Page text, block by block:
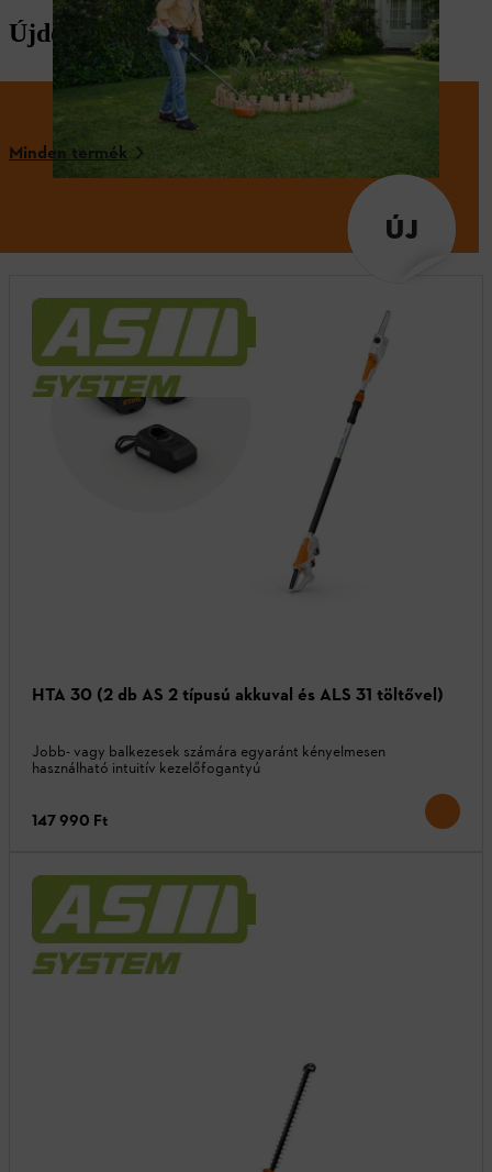
Újdonságok
Minden termék
ÚJ
HTA 30 (2 db AS 2 típusú akkuval és ALS 31 töltővel)
Jobb- vagy balkezesek számára egyaránt kényelmesen
használható intuitív kezelőfogantyú
147 990 Ft